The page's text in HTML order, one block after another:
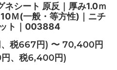
シート 原反｜厚み1.0ｍ
Ｍ(一般・等方性)｜ニチ
ト｜003884
税667円) 〜 70,400円
、税6,400円)